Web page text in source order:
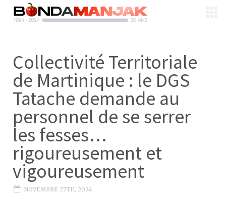
Collectivité Territoriale
de Martinique : le DGS
Tatache demande au
personnel de se serrer
les fesses…
rigoureusement et
vigoureusement
NOVEMBRE 27TH, 2024